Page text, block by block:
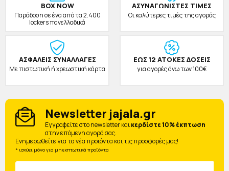
BOX NOW
Παράδοση σε ένα από τα 2.400
lockers πανελλαδικά
ΑΣΥΝΑΓΩΝΙΣΤΕΣ ΤΙΜΕΣ
Οι καλύτερες τιμές της αγοράς
ΑΣΦΑΛΕΙΣ ΣΥΝΑΛΛΑΓΕΣ
Με πιστωτική ή χρεωστική κάρτα
ΕΩΣ 12 ΑΤΟΚΕΣ ΔΟΣΕΙΣ
για αγορές άνω των 100€
Newsletter jajala.gr
Eγγραφείτε στο newsletter καικερδίστε 10% έκπτωση
στην επόμενη αγορά σας.
Ενημερωθείτε για τα νέα προϊόντα και τις προσφορές μας!
* ισχύει μόνο για μη εκπτωτικά προϊόντα